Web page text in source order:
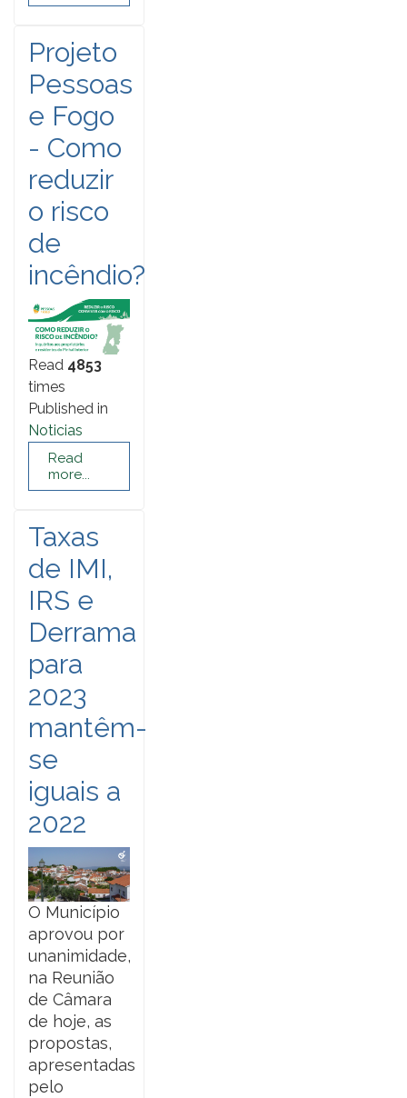
Projeto
Pessoas
e Fogo
- Como
reduzir
o risco
de
incêndio?
Read 4853
times
Published in
Noticias
Read
more...
Taxas
de IMI,
IRS e
Derrama
para
2023
mantêm-
se
iguais a
2022
O Município
aprovou por
unanimidade,
na Reunião
de Câmara
de hoje, as
propostas,
apresentadas
pelo